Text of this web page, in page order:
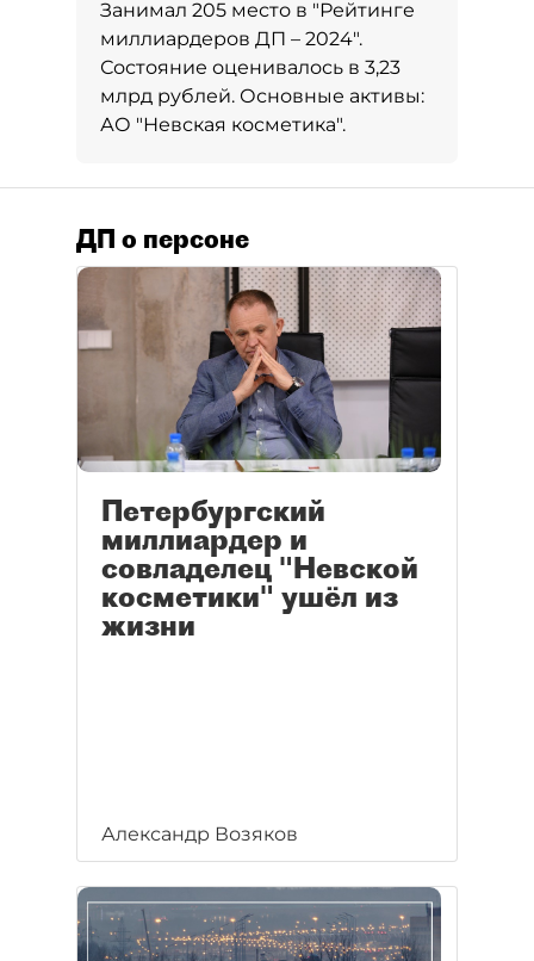
Занимал 205 место в "Рейтинге
миллиардеров ДП – 2024".
Состояние оценивалось в 3,23
млрд рублей. Основные активы:
АО "Невская косметика".
ДП о персоне
Петербургский
миллиардер и
совладелец "Невской
косметики" ушёл из
жизни
Александр Возяков